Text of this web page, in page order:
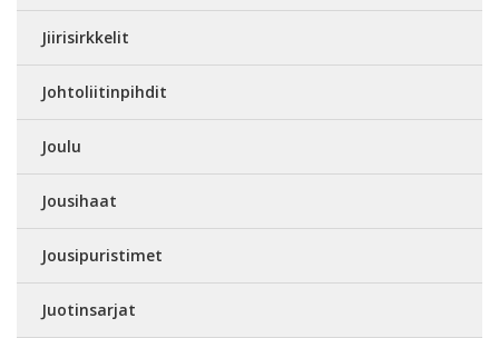
Jiirisirkkelit
Johtoliitinpihdit
Joulu
Jousihaat
Jousipuristimet
Juotinsarjat